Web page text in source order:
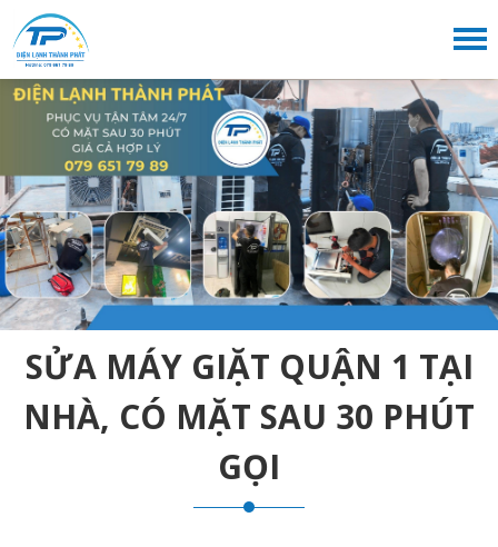
SỬA MÁY GIẶT QUẬN 1 TẠI
NHÀ, CÓ MẶT SAU 30 PHÚT
GỌI